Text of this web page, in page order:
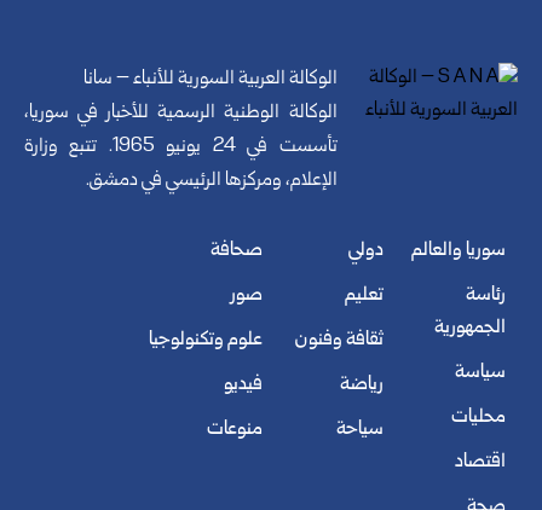
الوكالة العربية السورية للأنباء – سانا
الوكالة الوطنية الرسمية للأخبار في سوريا،
تأسست في 24 يونيو 1965. تتبع وزارة
الإعلام، ومركزها الرئيسي في دمشق.
سوريا والعالم
رئاسة
الجمهورية
سياسة
محليات
اقتصاد
دولي
تعليم
ثقافة وفنون
رياضة
سياحة
صحافة
صور
علوم وتكنولوجيا
فيديو
منوعات